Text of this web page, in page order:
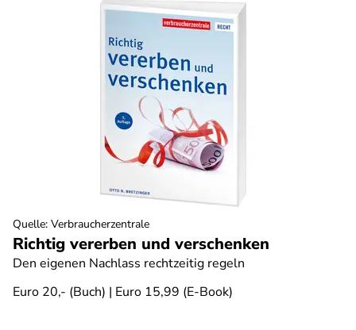
Richtig vererben und verschenken
Den eigenen Nachlass rechtzeitig regeln
Euro 20,- (Buch) | Euro 15,99 (E-Book)
Quelle: Verbraucherzentrale